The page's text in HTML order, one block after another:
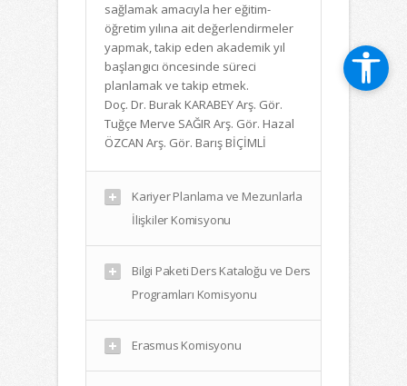
sağlamak amacıyla her eğitim-
öğretim yılına ait değerlendirmeler
yapmak, takip eden akademik yıl
başlangıcı öncesinde süreci
planlamak ve takip etmek.
Doç. Dr. Burak KARABEY Arş. Gör.
Tuğçe Merve SAĞIR Arş. Gör. Hazal
ÖZCAN Arş. Gör. Barış BİÇİMLİ
Kariyer Planlama ve Mezunlarla
İlişkiler Komisyonu
Bilgi Paketi Ders Kataloğu ve Ders
Programları Komisyonu
Erasmus Komisyonu